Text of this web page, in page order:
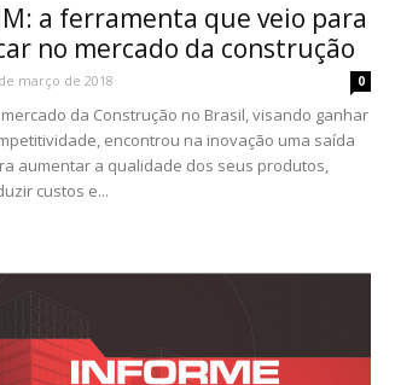
a ferramenta que veio para
no mercado da construção
março de 2018 0
mercado da Construção no Brasil, visando ganhar
encontrou na inovação uma saída
aumentar a qualidade dos seus produtos,
custos e...